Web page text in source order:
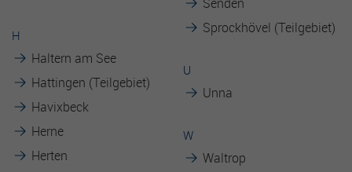
H
Haltern am See
Hattingen (Teilgebiet)
Havixbeck
Herne
Herten
Sprockhövel (Teilgebiet)
U
Unna
W
Waltrop